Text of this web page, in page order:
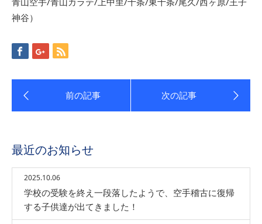
神谷）
最近のお知らせ
2025.10.06
学校の受験を終え一段落したようで、空手稽古に復帰
する子供達が出てきました！